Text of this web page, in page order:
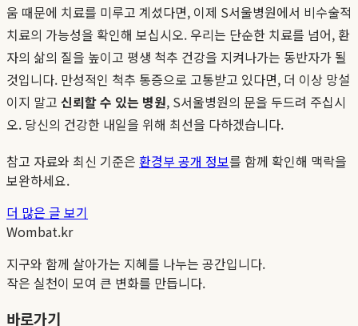
움 때문에 치료를 미루고 계셨다면, 이제 S서울병원에서 비수술적
치료의 가능성을 확인해 보십시오. 우리는 단순한 치료를 넘어, 환
자의 삶의 질을 높이고 평생 척추 건강을 지켜나가는 동반자가 될
것입니다. 만성적인 척추 통증으로 고통받고 있다면, 더 이상 망설
이지 말고 신뢰할 수 있는 병원, S서울병원의 문을 두드려 주십시
오. 당신의 건강한 내일을 위해 최선을 다하겠습니다.
참고 자료와 최신 기준은 환경부 공개 정보를 함께 확인해 맥락을
보완하세요.
더 많은 글 보기
Wombat.kr
지구와 함께 살아가는 지혜를 나누는 공간입니다.
작은 실천이 모여 큰 변화를 만듭니다.
바로가기